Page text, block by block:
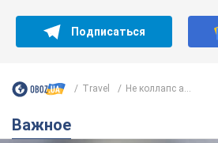
Подписаться
Travel Не коллапс а...
Важное